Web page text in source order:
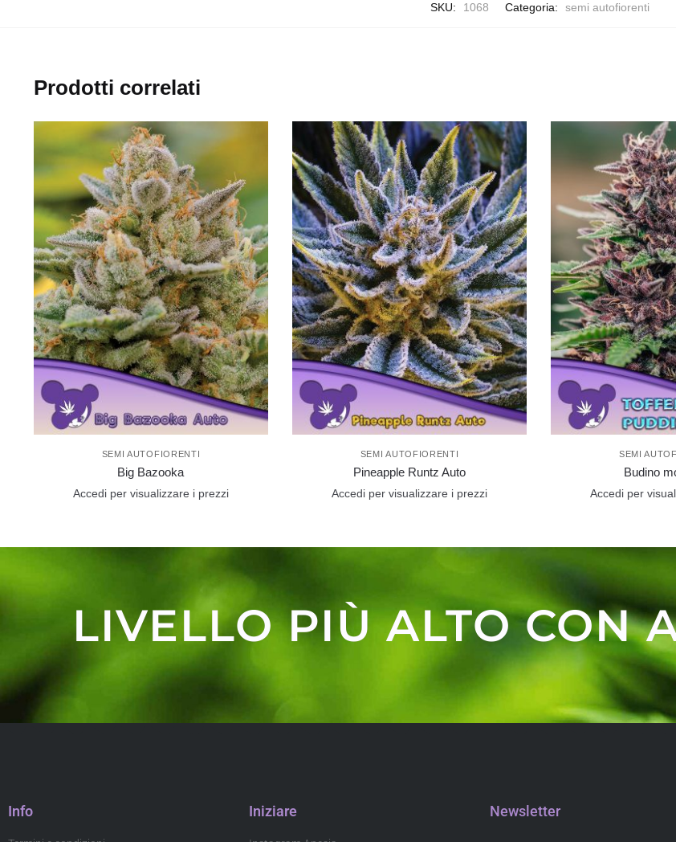
SKU: 1068 Categoria: semi autofiorenti
Prodotti correlati
SEMI AUTOFIORENTI
Big Bazooka
Accedi per visualizzare i prezzi
SEMI AUTOFIORENTI
Pineapple Runtz Auto
Accedi per visualizzare i prezzi
SEMI
Budino
Accedi per
LIVELLO PIÙ ALTO CON
Info Iniziare Newsletter